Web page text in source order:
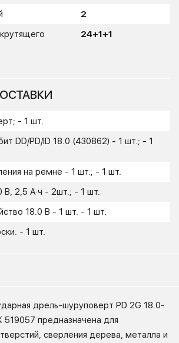
2
24+1+1
- 1 шт.
DD/PD/ID 18.0 (430862) - 1 шт.; - 1
на ремне - 1 шт.; - 1 шт.
В, 2,5 А·ч - 2шт.; - 1 шт.
18.0 В - 1 шт. - 1 шт.
- 1 шт.
дрель-шуруповерт PD 2G 18.0-
519057 предназначена для
сверления дерева, металла и